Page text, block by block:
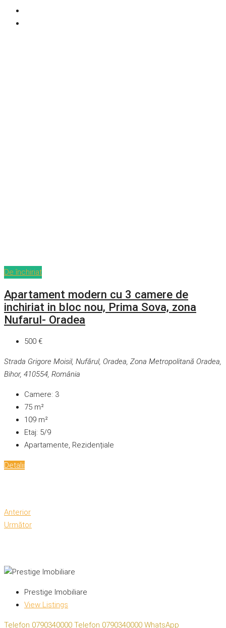
De închiriat
Apartament modern cu 3 camere de
inchiriat in bloc nou, Prima Sova, zona
Nufarul- Oradea
500 €
Strada Grigore Moisil, Nufărul, Oradea, Zona Metropolitană Oradea,
Bihor, 410554, România
Camere: 3
75 m²
109 m²
Etaj: 5/9
Apartamente, Rezidențiale
Detalii
Anterior
Următor
Prestige Imobiliare
View Listings
Telefon 0790340000 Telefon 0790340000 WhatsApp